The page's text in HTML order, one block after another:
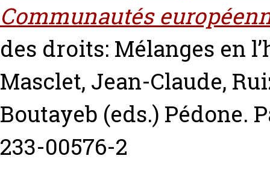
Communautés
des droits: Mélanges en
Masclet, Jean-Claude,
Boutayeb (eds.) Pédone.
233-00576-2